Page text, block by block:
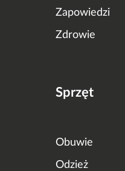
Zapowiedzi
Zdrowie
Sprzęt
Obuwie
Odzież